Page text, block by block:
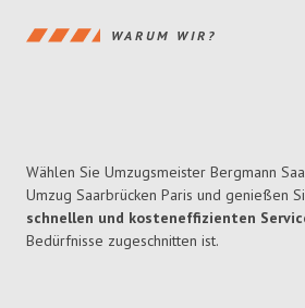
WARUM WIR?
Wählen Sie Umzugsmeister Bergmann
Umzug Saarbrücken Paris und genießen
schnellen und kosteneffizienten
Bedürfnisse zugeschnitten ist.